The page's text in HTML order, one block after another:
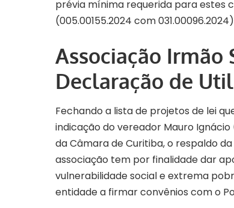
prévia mínima requerida para estes
(005.00155.2024 com031.00096.2024)
Associação Irmão
Declaração de
Fechando a lista de projetos de lei
indicação do vereador Mauro Ignácio
da Câmara de Curitiba, o respaldo
associação tem por finalidade dar
vulnerabilidade social e extrema
entidade a firmar convênios com o